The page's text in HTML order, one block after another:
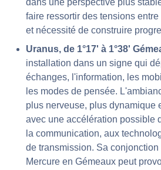
dans une perspective plus
faire ressortir des tensions
et nécessité de construire
Uranus, de 1°17' à 1°38'
installation dans un signe qui
échanges, l'information, les
les modes de pensée.
plus nerveuse, plus dynamique
avec une accélération possible
la communication, aux
de transmission. Sa
Mercure en Gémeaux peut